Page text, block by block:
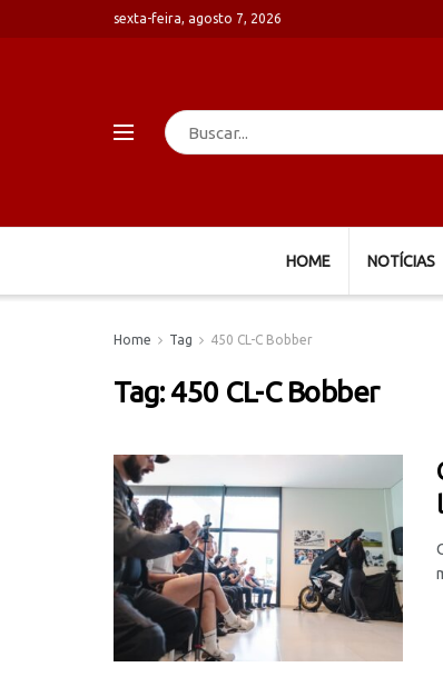
sexta-feira, agosto 7, 2026
HOME NOTÍCIAS
Home Tag 450 CL-C Bobber
Tag: 450 CL-C Bobber